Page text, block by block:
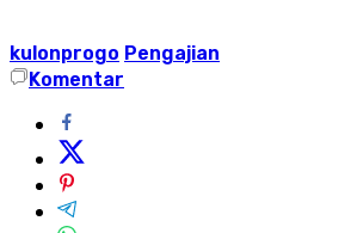
kulonprogo Pengajian
Komentar